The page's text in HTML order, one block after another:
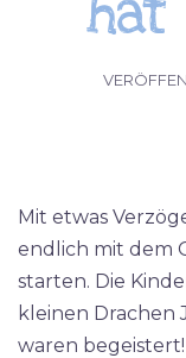
Mit etwas
endlich mit dem
starten. Die
kleinen Drachen
waren